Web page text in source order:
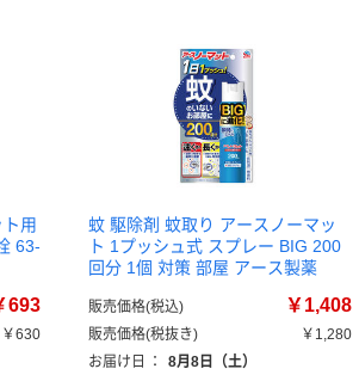
用
63-
693
￥630
蚊 駆除剤 蚊取り アースノーマッ
ト 1プッシュ式 スプレー BIG 200
回分 1個 対策 部屋 アース製薬
販売価格(税込) ￥1,408
販売価格(税抜き)
￥1,280
お届け日
： 8月8日（土）